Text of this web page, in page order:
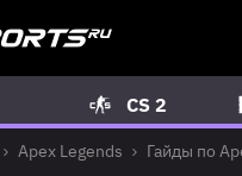
CS 2
Apex Legends Гайды по